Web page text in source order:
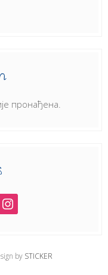
пронађена.
by STICKER